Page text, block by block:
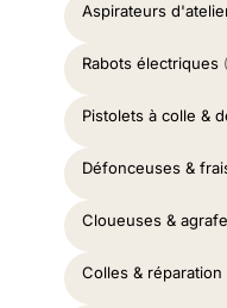
Aspirateurs
Rabots électriques
Pistolets à colle &
Défonceuses &
Cloueuses &
Colles & réparation